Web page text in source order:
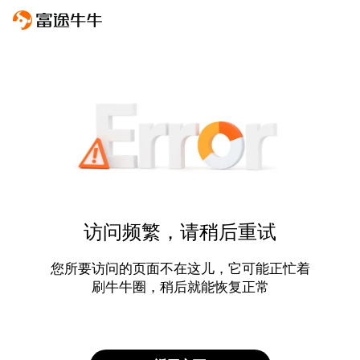
访问频繁，请稍后重试
您所要访问的页面不在这儿，它可能正忙着
刷牛牛圈，稍后就能恢复正常